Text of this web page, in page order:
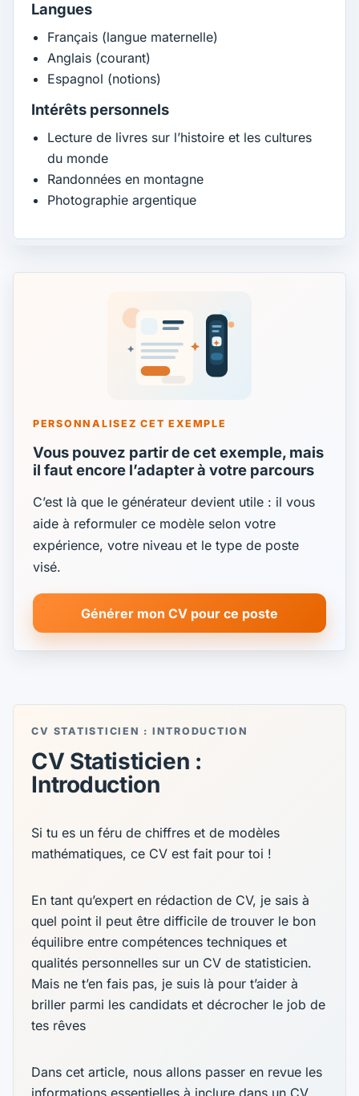
Langues
Français (langue maternelle)
Anglais (courant)
Espagnol (notions)
Intérêts personnels
Lecture de livres sur l’histoire et les cultures
du monde
Randonnées en montagne
Photographie argentique
PERSONNALISEZ CET EXEMPLE
Vous pouvez partir de cet exemple, mais
il faut encore l’adapter à votre parcours
C’est là que le générateur devient utile : il vous
aide à reformuler ce modèle selon votre
expérience, votre niveau et le type de poste
visé.
Générer mon CV pour ce poste
CV STATISTICIEN : INTRODUCTION
CV Statisticien :
Introduction
Si tu es un féru de chiffres et de modèles
mathématiques, ce CV est fait pour toi ! ‍
En tant qu’expert en rédaction de CV, je sais à
quel point il peut être difficile de trouver le bon
équilibre entre compétences techniques et
qualités personnelles sur un CV de statisticien.
Mais ne t’en fais pas, je suis là pour t’aider à
briller parmi les candidats et décrocher le job de
tes rêves
Dans cet article, nous allons passer en revue les